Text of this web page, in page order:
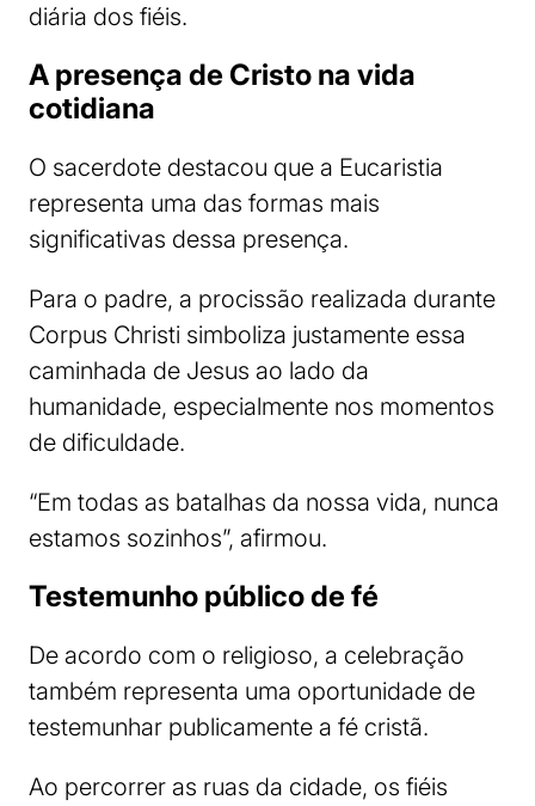
diária dos fiéis.
A presença de Cristo na vida
cotidiana
O sacerdote destacou que a Eucaristia
representa uma das formas mais
significativas dessa presença.
Para o padre, a procissão realizada durante
Corpus Christi simboliza justamente essa
caminhada de Jesus ao lado da
humanidade, especialmente nos momentos
de dificuldade.
“Em todas as batalhas da nossa vida, nunca
estamos sozinhos”, afirmou.
Testemunho público de fé
De acordo com o religioso, a celebração
também representa uma oportunidade de
testemunhar publicamente a fé cristã.
Ao percorrer as ruas da cidade, os fiéis